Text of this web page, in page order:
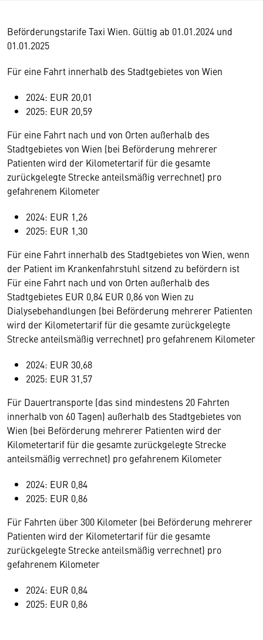
Beförderungstarife Taxi Wien. Gültig ab 01.01.2024 und
01.01.2025
Für eine Fahrt innerhalb des Stadtgebietes von Wien
2024: EUR 20,01
2025: EUR 20,59
Für eine Fahrt nach und von Orten außerhalb des
Stadtgebietes von Wien (bei Beförderung mehrerer
Patienten wird der Kilometertarif für die gesamte
zurückgelegte Strecke anteilsmäßig verrechnet) pro
gefahrenem Kilometer
2024: EUR 1,26
2025: EUR 1,30
Für eine Fahrt innerhalb des Stadtgebietes von Wien, wenn
der Patient im Krankenfahrstuhl sitzend zu befördern ist
Für eine Fahrt nach und von Orten außerhalb des
Stadtgebietes EUR 0,84 EUR 0,86 von Wien zu
Dialysebehandlungen (bei Beförderung mehrerer Patienten
wird der Kilometertarif für die gesamte zurückgelegte
Strecke anteilsmäßig verrechnet) pro gefahrenem Kilometer
2024: EUR 30,68
2025: EUR 31,57
Für Dauertransporte (das sind mindestens 20 Fahrten
innerhalb von 60 Tagen) außerhalb des Stadtgebietes von
Wien (bei Beförderung mehrerer Patienten wird der
Kilometertarif für die gesamte zurückgelegte Strecke
anteilsmäßig verrechnet) pro gefahrenem Kilometer
2024: EUR 0,84
2025: EUR 0,86
Für Fahrten über 300 Kilometer (bei Beförderung mehrerer
Patienten wird der Kilometertarif für die gesamte
zurückgelegte Strecke anteilsmäßig verrechnet) pro
gefahrenem Kilometer
2024: EUR 0,84
2025: EUR 0,86